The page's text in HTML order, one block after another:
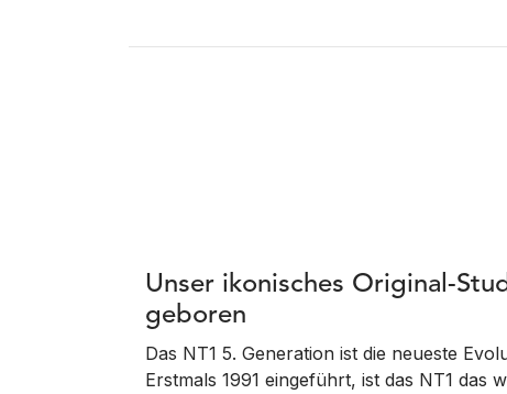
Unser ikonisches Original-
geboren
Das NT1 5. Generation ist die neueste
Erstmals 1991 eingeführt, ist das NT1 das